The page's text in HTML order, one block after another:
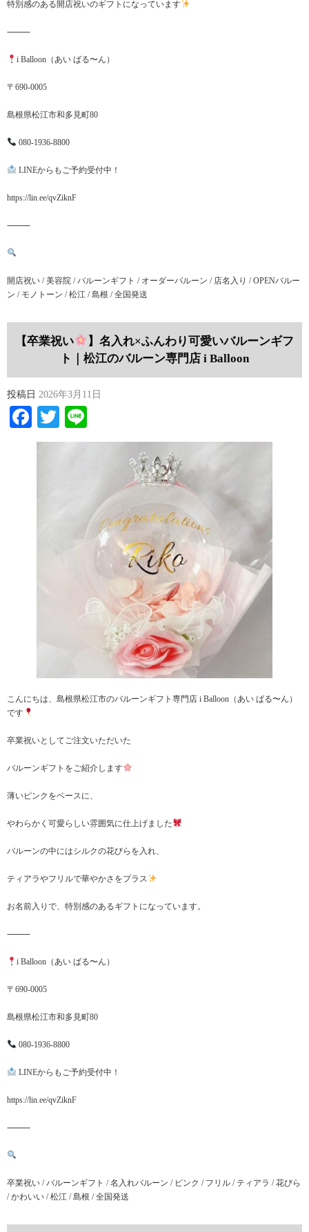
特別感のある開店祝いのギフトになっています
⸻
i Balloon（あい ばる〜ん）
〒690-0005
島根県松江市和多見町80
080-1936-8800
LINEからもご予約受付中！
https://lin.ee/qvZiknF
⸻
開店祝い / 美容院 / バルーンギフト / オーダーバルーン / 店名入り / OPENバルー
ン / モノトーン / 松江 / 島根 / 全国発送
【卒業祝い
】名入れ×ふんわり可愛いバルーンギフ
ト｜松江のバルーン専門店 i Balloon
投稿日 2026年3月11日
Facebook
Twitter
こんにちは、島根県松江市のバルーンギフト専門店 i Balloon（あい ばる〜ん）
です
卒業祝いとしてご注文いただいた
バルーンギフトをご紹介します
薄いピンクをベースに、
やわらかく可愛らしい雰囲気に仕上げました
バルーンの中にはシルクの花びらを入れ、
ティアラやフリルで華やかさをプラス
お名前入りで、特別感のあるギフトになっています。
⸻
i Balloon（あい ばる〜ん）
〒690-0005
島根県松江市和多見町80
080-1936-8800
LINEからもご予約受付中！
https://lin.ee/qvZiknF
⸻
卒業祝い / バルーンギフト / 名入れバルーン / ピンク / フリル / ティアラ / 花びら
/ かわいい / 松江 / 島根 / 全国発送